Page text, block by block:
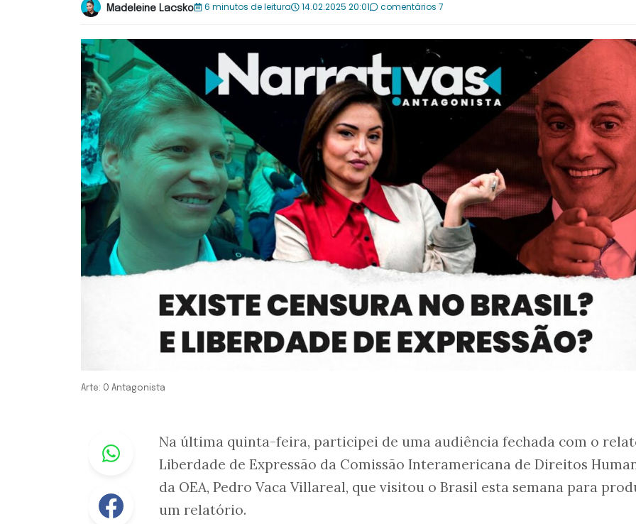
Madeleine Lacsko 6 minutos de leitura 14.02.2025 20:01 comentários 7
Arte: O Antagonista
Whastapp
Facebook
Na última quinta-feira, participei de uma audiência fechada com o
Liberdade de Expressão da Comissão Interamericana de Direitos
da OEA, Pedro Vaca Villareal, que visitou o Brasil esta semana para
um relatório.